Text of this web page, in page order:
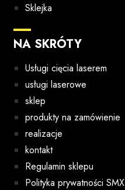
Sklejka
NA SKRÓTY
Usługi cięcia laserem
usługi laserowe
sklep
produkty na zamówienie
realizacje
kontakt
Regulamin sklepu
Polityka prywatności SMX